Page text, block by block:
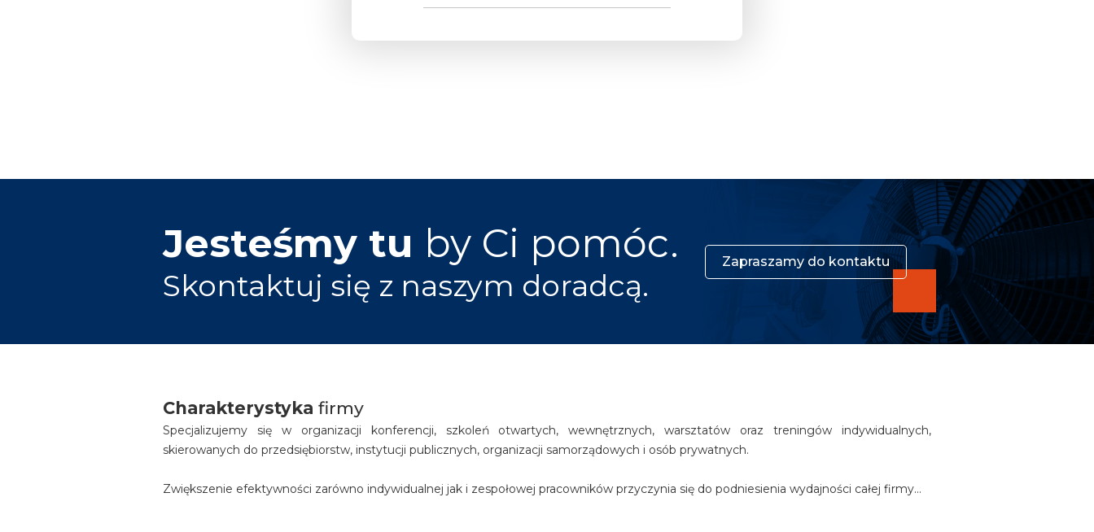
Jesteśmy tu by Ci pomóc.
Skontaktuj się z naszym doradcą.
Zapraszamy do kontaktu
Charakterystyka firmy
Specjalizujemy się w organizacji konferencji, szkoleń otwartych, wewnętrznych, warsztatów oraz treningów indywidualnych,
skierowanych do przedsiębiorstw, instytucji publicznych, organizacji samorządowych i osób prywatnych.
Zwiększenie efektywności zarówno indywidualnej jak i zespołowej pracowników przyczynia się do podniesienia wydajności całej firmy...